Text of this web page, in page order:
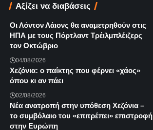
Αξίζει να διαβάσεις
Οι Λόντον Λάιονς θα αναμετρηθούν στις
ΗΠΑ με τους Πόρτλαντ Τρέιλμπλέιζερς
τον Οκτώβριο
04/08/2026
Χεζόνια: ο παίκτης που φέρνει «χάος»
όπου κι αν πάει
02/08/2026
Νέα ανατροπή στην υπόθεση Χεζόνια –
το συμβόλαιο του «επιτρέπει» επιστροφή
στην Ευρώπη